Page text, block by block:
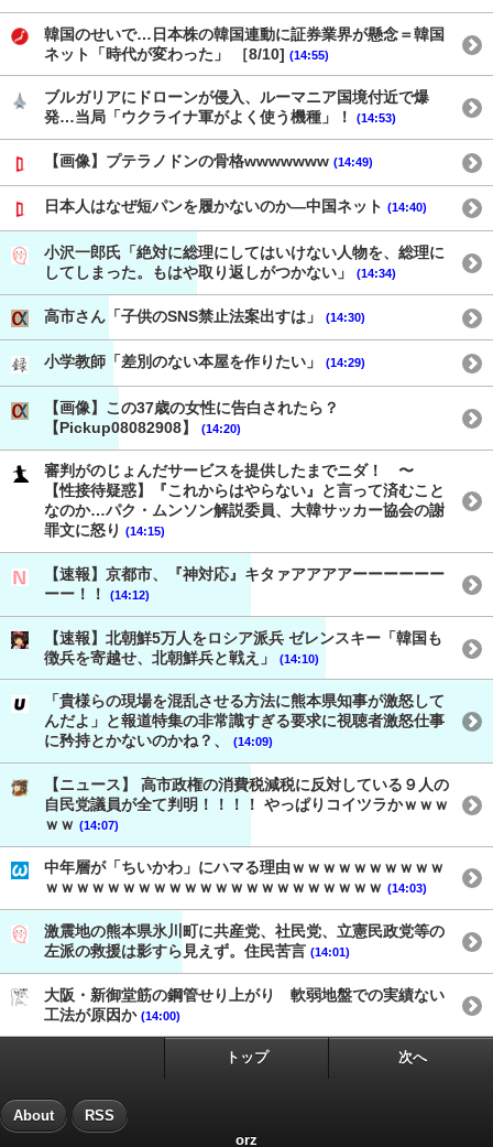
韓国のせいで…日本株の韓国連動に証券業界が懸念＝韓国
ネット「時代が変わった」 ［8/10] (14:55)
ブルガリアにドローンが侵入、ルーマニア国境付近で爆
発…当局「ウクライナ軍がよく使う機種」！
(14:53)
【画像】プテラノドンの骨格wwwwwww (14:49)
日本人はなぜ短パンを履かないのか―中国ネット (14:40)
小沢一郎氏「絶対に総理にしてはいけない人物を、総理に
してしまった。もはや取り返しがつかない」
(14:34)
高市さん「子供のSNS禁止法案出すは」 (14:30)
小学教師「差別のない本屋を作りたい」 (14:29)
【画像】この37歳の女性に告白されたら？
【Pickup08082908】
(14:20)
審判がのじょんだサービスを提供したまでニダ！ 〜
【性接待疑惑】『これからはやらない』と言って済むこと
なのか…パク・ムンソン解説委員、大韓サッカー協会の謝
罪文に怒り (14:15)
【速報】京都市、『神対応』キタァアアアアーーーーーー
ーー！！
(14:12)
【速報】北朝鮮5万人をロシア派兵 ゼレンスキー「韓国も
徴兵を寄越せ、北朝鮮兵と戦え」
(14:10)
「貴様らの現場を混乱させる方法に熊本県知事が激怒して
んだよ」と報道特集の非常識すぎる要求に視聴者激怒仕事
に矜持とかないのかね？、
(14:09)
【ニュース】 高市政権の消費税減税に反対している９人の
自民党議員が全て判明！！！！ やっぱりコイツラかｗｗｗ
ｗｗ (14:07)
中年層が「ちいかわ」にハマる理由ｗｗｗｗｗｗｗｗｗｗ
ｗｗｗｗｗｗｗｗｗｗｗｗｗｗｗｗｗｗｗｗｗｗ (14:03)
激震地の熊本県氷川町に共産党、社民党、立憲民政党等の
左派の救援は影すら見えず。住民苦言 (14:01)
大阪・新御堂筋の鋼管せり上がり 軟弱地盤での実績ない
工法が原因か (14:00)
トップ 次へ
About RSS
orz